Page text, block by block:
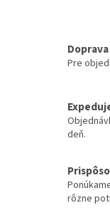
Doprava
Pre
deň.
rôzne